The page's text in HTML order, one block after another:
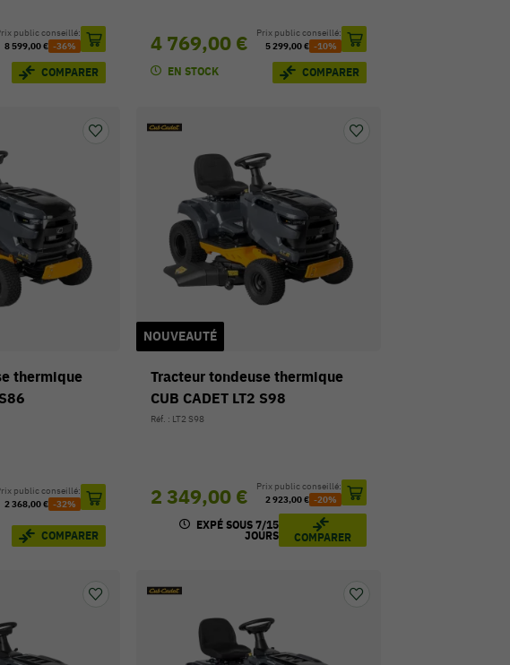
public conseillé:
8 599,00 € -36%
COMPARER
4 769,00 €
Prix public conseillé:
5 299,00 € -10%
EN STOCK COMPARER
thermique
public conseillé:
2 368,00 € -32%
COMPARER
NOUVEAUTÉ
Tracteur tondeuse thermique
CUB CADET LT2 S98
Réf. : LT2 S98
2 349,00 €
Prix public conseillé:
2 923,00 € -20%
EXPÉ SOUS 7/15
JOURS
COMPARER